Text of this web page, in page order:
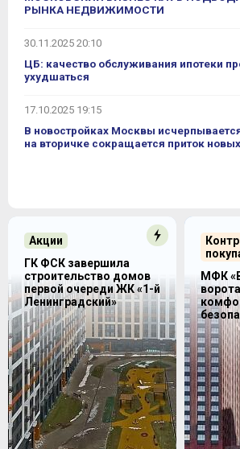
РЫНКА НЕДВИЖИМОСТИ
30.11.2025 20:10
ЦБ: качество обслуживания ипотеки
ухудшаться
17.10.2025 19:15
В новостройках Москвы
на вторичке сокращается приток
МФК
Акции
ГК ФСК завершила
строительство домов
первой очереди ЖК «1-й
Ленинградский»